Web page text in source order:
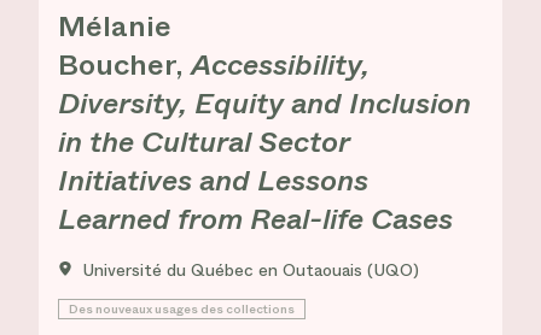
Mélanie
Boucher,Accessibility,
Diversity, Equity and Inclusion
in the Cultural Sector
Initiatives and Lessons
Learned from Real-life Cases
Université du Québec en Outaouais (UQO)
Des nouveaux usages des collections